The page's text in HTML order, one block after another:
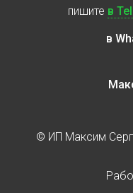
пишите в
в
© ИП Максим